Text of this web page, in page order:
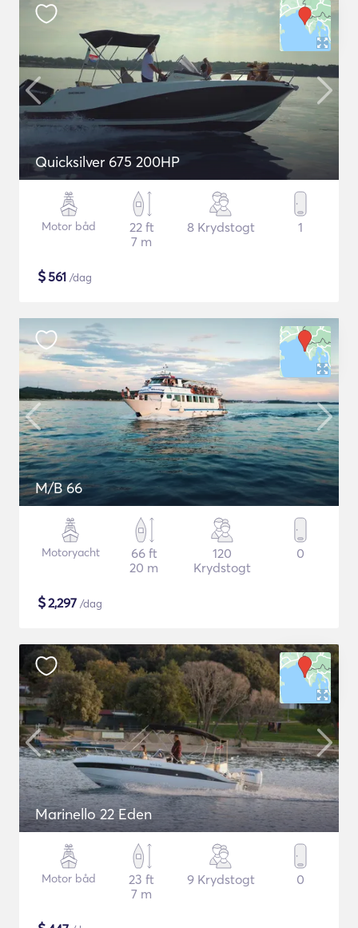
Quicksilver 675 200HP
Motor båd
22 ft
7 m
8 Krydstogt 1
$561 /dag
M/B 66
Motoryacht
66 ft
20 m
120
Krydstogt
0
$2,297 /dag
Marinello 22 Eden
Motor båd
23 ft
7 m
9 Krydstogt 0